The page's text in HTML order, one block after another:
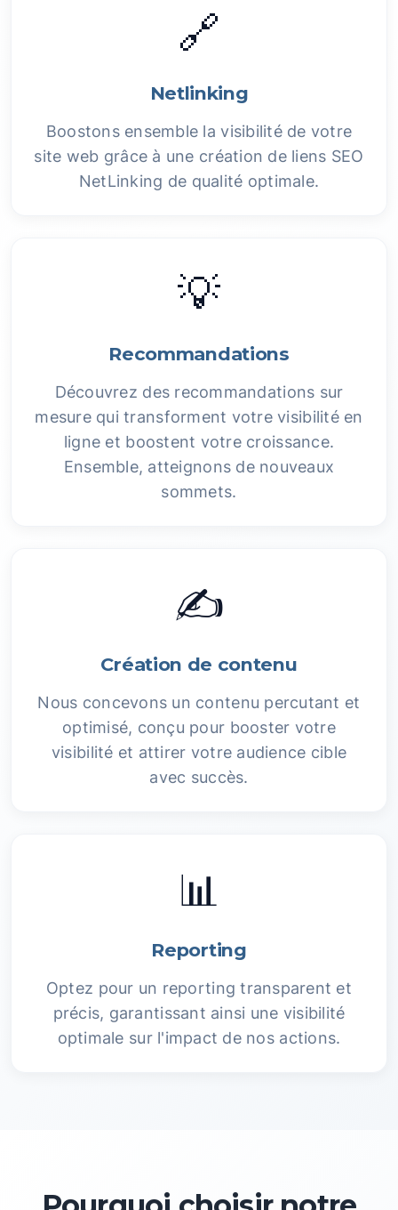
🔗
Netlinking
Boostons ensemble la visibilité de votre
site web grâce à une création de liens SEO
NetLinking de qualité optimale.
💡
Recommandations
Découvrez des recommandations sur
mesure qui transforment votre visibilité en
ligne et boostent votre croissance.
Ensemble, atteignons de nouveaux
sommets.
✍️
Création de contenu
Nous concevons un contenu percutant et
optimisé, conçu pour booster votre
visibilité et attirer votre audience cible
avec succès.
📊
Reporting
Optez pour un reporting transparent et
précis, garantissant ainsi une visibilité
optimale sur l'impact de nos actions.